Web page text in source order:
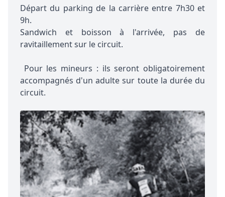
Départ du parking de la carrière entre 7h30 et
9h.
Sandwich et boisson à l'arrivée, pas de
ravitaillement sur le circuit.
Pour les mineurs : ils seront obligatoirement
accompagnés d'un adulte sur toute la durée du
circuit.